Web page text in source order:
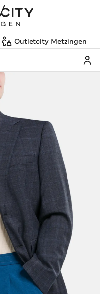
Outletcity Metzingen